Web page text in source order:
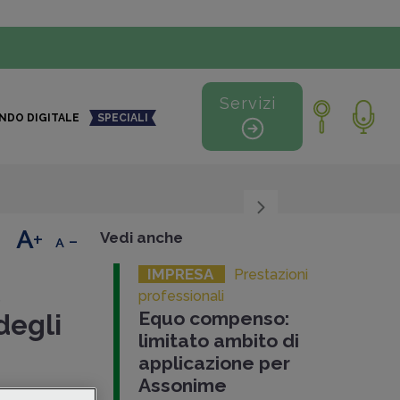
DIGITALE SPECIALI
Servizi
+ - Vedi anche
IMPRESA
Prestazioni
professionali
Equo compenso:
limitato ambito di
applicazione per
Assonime